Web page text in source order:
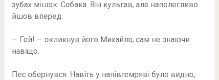
зубах мішок. Собака. Він кульгав, але наполегливо
йшов вперед.
— Гей! — окликнув його Михайло, сам не знаючи
навіщо.
Пес обернувся. Навіть у напівтемряві було видно,